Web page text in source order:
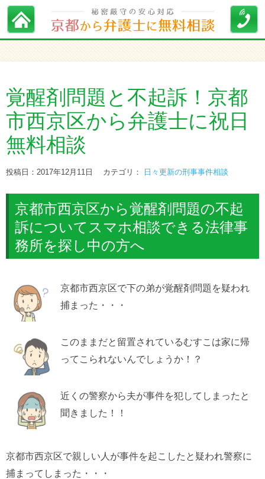
覚醒剤問題と不起訴！京都
市西京区から弁護士に祝日
無料相談
投稿日：2017年12月11日 カテゴリ： 日々更新の刑事事件相談
京都市西京区から覚醒剤問題の不起
訴についてスマホ相談できる法律事
務所を探し中の方へ
京都市西京区で下の弟が覚醒剤問題を疑われ
捕まった・・・
このままだと留置されているむすこは家に帰
ってこられないんでしょうか！？
近くの警察から夫が事件を犯してしまったと
聞きました！！
京都市西京区で親しい人が事件を起こしたと疑われ警察に
捕まってしまった・・・